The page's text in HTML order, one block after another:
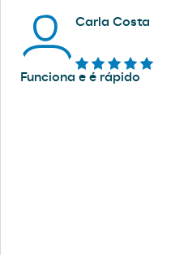
Carla Costa
Funciona e é rápido